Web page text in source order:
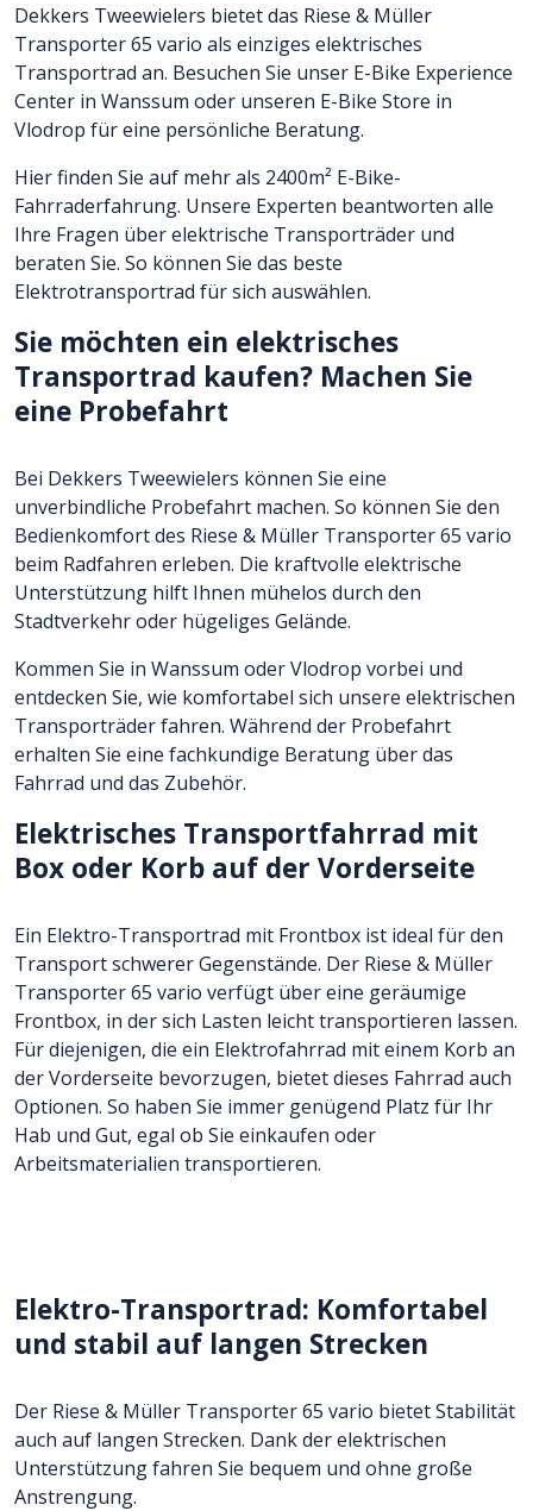
Dekkers Tweewielers bietet das Riese & Müller
Transporter 65 vario als einziges elektrisches
Transportrad an. Besuchen Sie unser E-Bike Experience
Center in Wanssum oder unseren E-Bike Store in
Vlodrop für eine persönliche Beratung.
Hier finden Sie auf mehr als 2400m² E-Bike-
Fahrraderfahrung. Unsere Experten beantworten alle
Ihre Fragen über elektrische Transporträder und
beraten Sie. So können Sie das beste
Elektrotransportrad für sich auswählen.
Sie möchten ein elektrisches
Transportrad kaufen? Machen Sie
eine Probefahrt
Bei Dekkers Tweewielers können Sie eine
unverbindliche Probefahrt machen. So können Sie den
Bedienkomfort des Riese & Müller Transporter 65 vario
beim Radfahren erleben. Die kraftvolle elektrische
Unterstützung hilft Ihnen mühelos durch den
Stadtverkehr oder hügeliges Gelände.
Kommen Sie in Wanssum oder Vlodrop vorbei und
entdecken Sie, wie komfortabel sich unsere elektrischen
Transporträder fahren. Während der Probefahrt
erhalten Sie eine fachkundige Beratung über das
Fahrrad und das Zubehör.
Elektrisches Transportfahrrad mit
Box oder Korb auf der Vorderseite
Ein Elektro-Transportrad mit Frontbox ist ideal für den
Transport schwerer Gegenstände. Der Riese & Müller
Transporter 65 vario verfügt über eine geräumige
Frontbox, in der sich Lasten leicht transportieren lassen.
Für diejenigen, die ein Elektrofahrrad mit einem Korb an
der Vorderseite bevorzugen, bietet dieses Fahrrad auch
Optionen. So haben Sie immer genügend Platz für Ihr
Hab und Gut, egal ob Sie einkaufen oder
Arbeitsmaterialien transportieren.
Elektro-Transportrad: Komfortabel
und stabil auf langen Strecken
Der Riese & Müller Transporter 65 vario bietet Stabilität
auch auf langen Strecken. Dank der elektrischen
Unterstützung fahren Sie bequem und ohne große
Anstrengung.